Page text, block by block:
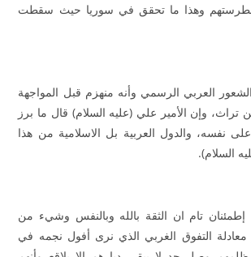
وهذا ما تحقق في سوريا حيث سقطت
العربي الرسمي وأنه منهزم قبل المواجهة
وإن الأمير علي (عليه السلام) قال ما برز
نفسه، والدول العربية بل الاسلامية من هذا
السلام).
إطمئنان تام ان الثقة بالله وبالنفس وشيء من
التفوق الغربي الذي نرى أفول نجمه في